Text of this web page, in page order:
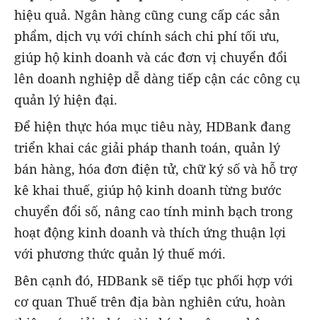
hiệu quả. Ngân hàng cũng cung cấp các sản
phẩm, dịch vụ với chính sách chi phí tối ưu,
giúp hộ kinh doanh và các đơn vị chuyển đổi
lên doanh nghiệp dễ dàng tiếp cận các công cụ
quản lý hiện đại.
Để hiện thực hóa mục tiêu này, HDBank đang
triển khai các giải pháp thanh toán, quản lý
bán hàng, hóa đơn điện tử, chữ ký số và hỗ trợ
kê khai thuế, giúp hộ kinh doanh từng bước
chuyển đổi số, nâng cao tính minh bạch trong
hoạt động kinh doanh và thích ứng thuận lợi
với phương thức quản lý thuế mới.
Bên cạnh đó, HDBank sẽ tiếp tục phối hợp với
cơ quan Thuế trên địa bàn nghiên cứu, hoàn